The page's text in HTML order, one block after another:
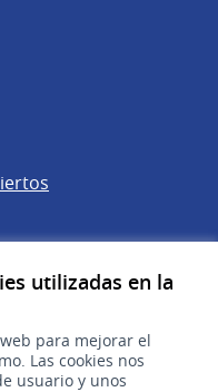
utilizadas en la
para mejorar el
Las cookies nos
usuario y unos